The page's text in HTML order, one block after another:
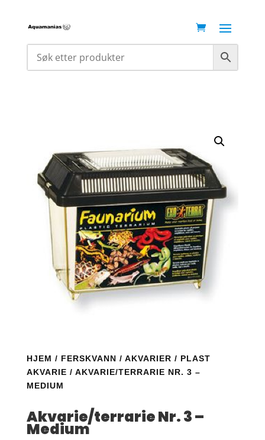
HJEM / FERSKVANN / AKVARIER / PLAST
AKVARIE / AKVARIE/TERRARIE NR. 3 –
MEDIUM
Akvarie/terrarie Nr. 3 –
Medium